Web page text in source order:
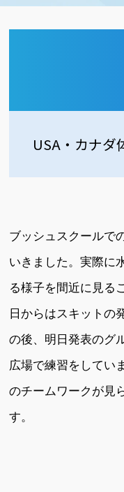
USA・カナダ
ブッシュスクールで
いきました。実際に
る様子を間近に見る
日からはスキットの
の後、明日発表のグ
広場で練習をしてい
のチームワークが見
す。